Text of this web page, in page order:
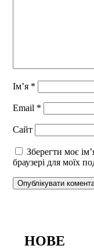
Ім’я *
Email *
Сайт
Зберегти моє
браузері для моїх
НОВЕ